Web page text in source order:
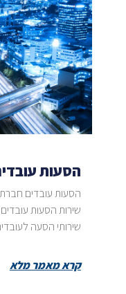
הסעות
הסעות עובדים
שירות הסעות
שירותי הסעה
קרא מאמר מלא